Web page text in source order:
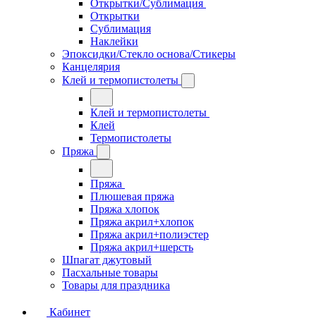
Открытки/Сублимация
Открытки
Сублимация
Наклейки
Эпоксидки/Стекло основа/Стикеры
Канцелярия
Клей и термопистолеты
Клей и термопистолеты
Клей
Термопистолеты
Пряжа
Пряжа
Плюшевая пряжа
Пряжа хлопок
Пряжа акрил+хлопок
Пряжа акрил+полиэстер
Пряжа акрил+шерсть
Шпагат джутовый
Пасхальные товары
Товары для праздника
Кабинет